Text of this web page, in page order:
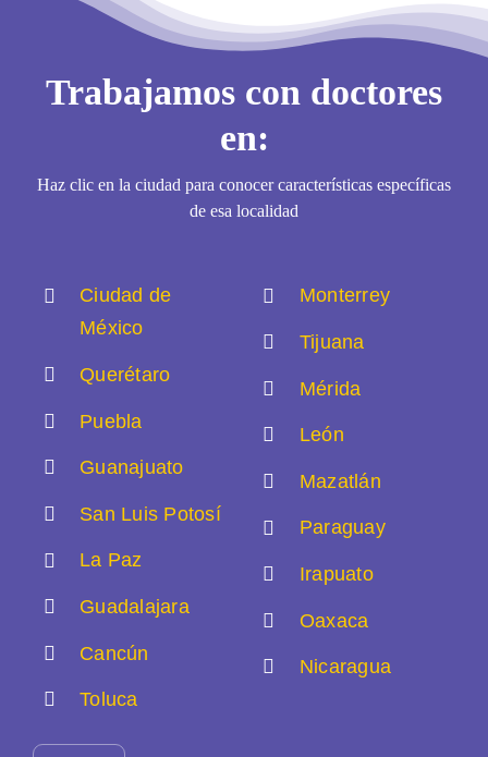
Trabajamos con doctores
en:
Haz clic en la ciudad para conocer características específicas
de esa localidad
Ciudad de
México
Querétaro
Puebla
Guanajuato
San Luis Potosí
La Paz
Guadalajara
Cancún
Toluca
Monterrey
Tijuana
Mérida
León
Mazatlán
Paraguay
Irapuato
Oaxaca
Nicaragua